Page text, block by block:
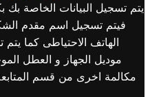
يتم تسجيل البيانات الخاصة
فيتم تسجيل اسم مقدم
الهاتف الاحتياطى كما
موديل الجهاز و العطل
مكالمة اخرى من قسم